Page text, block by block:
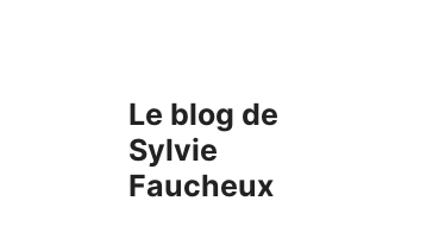
Le blog de
Sylvie
Faucheux